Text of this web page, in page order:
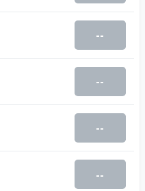
--
--
--
--